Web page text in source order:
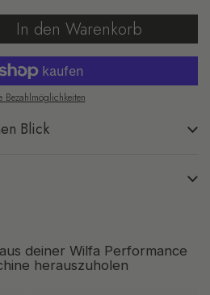
In den Warenkorb
Bezahlmöglichkeiten
Blick
deiner Wilfa Performance
herauszuholen